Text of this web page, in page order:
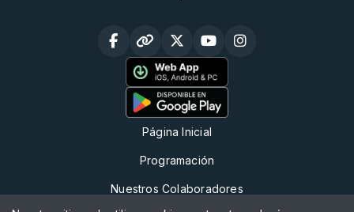
Página Inicial
Programación
Nuestros Colaboradores